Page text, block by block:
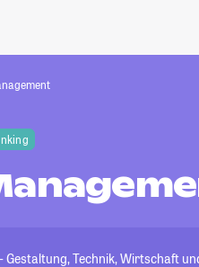
Gestaltung, Technik, Wirtschaft